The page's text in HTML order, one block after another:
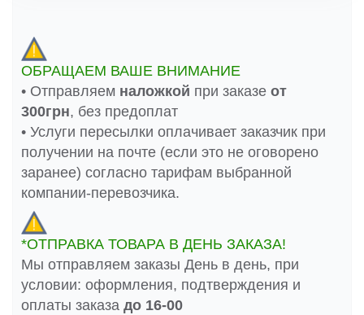
ОБРАЩАЕМ ВАШЕ ВНИМАНИЕ
• Отправляем наложкой при заказе от
300грн, без предоплат
• Услуги пересылки оплачивает заказчик при
получении на почте (если это не оговорено
заранее) согласно тарифам выбранной
компании-перевозчика.
*ОТПРАВКА ТОВАРА В ДЕНЬ ЗАКАЗА!
Мы отправляем заказы День в день, при
условии: оформления, подтверждения и
оплаты заказа до 16-00